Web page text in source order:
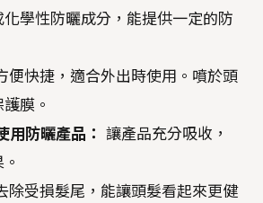
學性防曬成分，能提供一定的防
便快捷，適合外出時使用。噴於頭
膜。
防曬產品： 讓產品充分吸收，
除受損髮尾，能讓頭髮看起來更健